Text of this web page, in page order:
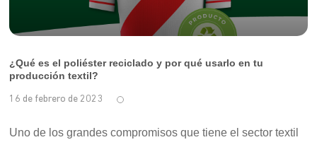
¿Qué es el poliéster reciclado y por qué usarlo en tu
producción textil?
16 de febrero de 2023
Uno de los grandes compromisos que tiene el sector textil